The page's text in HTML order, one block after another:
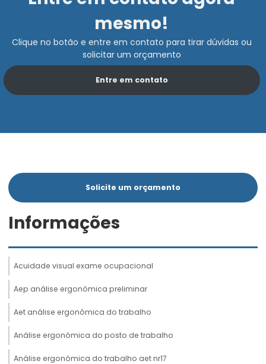
mesmo!
Clique no botão e entre em contato para tirar dúvidas ou
solicitar um orçamento
Entre em contato
Solicite um orçamento
Informações
Acuidade visual exame ocupacional
Aep análise ergonômica preliminar
Aet análise ergonômica do trabalho
Análise ergonômica do posto de trabalho
Análise ergonômica do trabalho aet nr17